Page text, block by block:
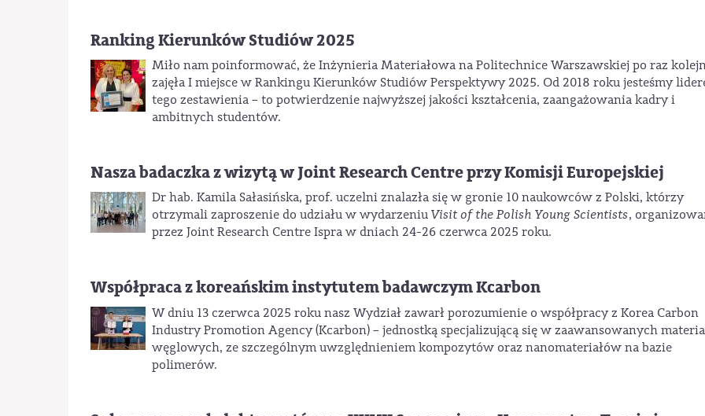
Ranking Kierunków Studiów 2025
Miło nam poinformować, że Inżynieria Materiałowa na Politechnice Warszawskiej po raz
zajęła I miejsce w Rankingu Kierunków Studiów Perspektywy 2025. Od 2018 roku jesteśmy
tego zestawienia – to potwierdzenie najwyższej jakości kształcenia, zaangażowania kadry i
ambitnych studentów.
Nasza badaczka z wizytą w Joint Research Centre przy Komisji Europejskiej
Dr hab. Kamila Sałasińska, prof. uczelni znalazła się w gronie 10 naukowców z Polski, którzy
otrzymali zaproszenie do udziału w wydarzeniu Visit of the Polish Young Scientists,
przez Joint Research Centre Ispra w dniach 24-26 czerwca 2025 roku.
Współpraca z koreańskim instytutem badawczym Kcarbon
W dniu 13 czerwca 2025 roku nasz Wydział zawarł porozumienie o współpracy z Korea Carbon
Industry Promotion Agency (Kcarbon) – jednostką specjalizującą się w zaawansowanych
węglowych, ze szczególnym uwzględnieniem kompozytów oraz nanomateriałów na bazie
polimerów.